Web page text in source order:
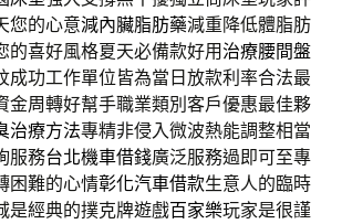
您的心意減內臟脂肪藥減重降低體脂肪
的喜好風格夏天必備款好用 治療腰間盤
成功工作單位皆為當日放款利率合法最
金周轉好幫手職業類別客戶優惠最佳夥
治療方法專精非侵入微波熱能調整相當
服務台北機車借錢廣泛服務過即可至專
困難的心情彰化汽車借款生意人的臨時
是經典的撲克牌遊戲百家樂玩家是很謹